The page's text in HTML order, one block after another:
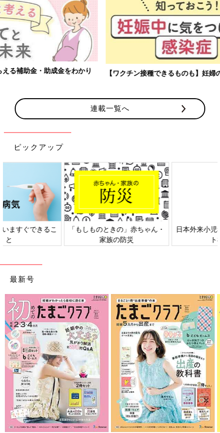
【ワクチン接種できるものも】妊婦の感染症対策、知っておいて！
連載一覧へ
ピックアップ
日本外来小児科学会リーフレッ
六星占術 細木かおりさんの人生
最新号